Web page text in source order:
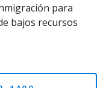
para
bajos recursos